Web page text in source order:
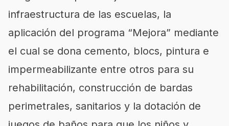
infraestructura de las escuelas, la
aplicación del programa “Mejora” mediante
el cual se dona cemento, blocs, pintura e
impermeabilizante entre otros para su
rehabilitación, construcción de bardas
perimetrales, sanitarios y la dotación de